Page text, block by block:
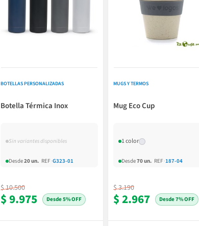
BOTELLAS PERSONALIZADAS
Botella Térmica Inox
Sin variantes disponibles
Desde20 un. REF ·G323-01
$ 10.500
$ 9.975 5% OFF
MUGS Y TERMOS
Mug Eco Cup
1 color
Desde70 un. REF ·187-04
$ 3.190
$ 2.967 7% OFF